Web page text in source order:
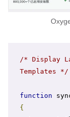
/* Display
Templates */
function
{